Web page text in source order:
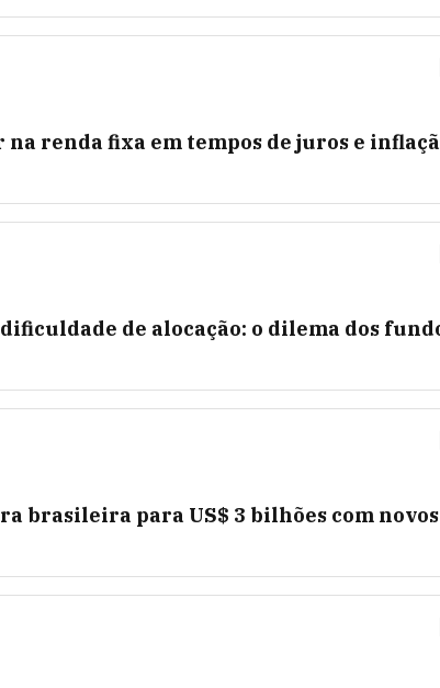
renda fixa em tempos de juros e
de alocação: o dilema dos
brasileira para US$ 3 bilhões com novos